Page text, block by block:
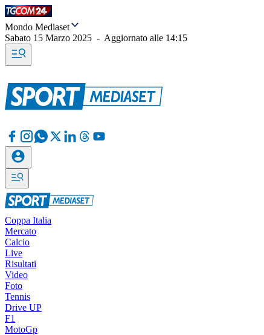
Mondo Mediaset
Sabato 15 Marzo 2025 - Aggiornato alle 14:15
Coppa Italia
Mercato
Calcio
Live
Risultati
Video
Foto
Tennis
Drive UP
F1
MotoGp